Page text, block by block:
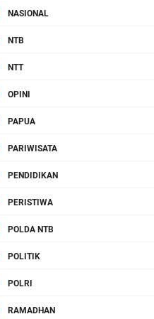
NASIONAL
NTB
NTT
OPINI
PAPUA
PARIWISATA
PENDIDIKAN
PERISTIWA
POLDA NTB
POLITIK
POLRI
RAMADHAN